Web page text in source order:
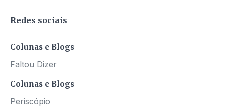
Redes sociais
Colunas e Blogs
Faltou Dizer
Colunas e Blogs
Periscópio